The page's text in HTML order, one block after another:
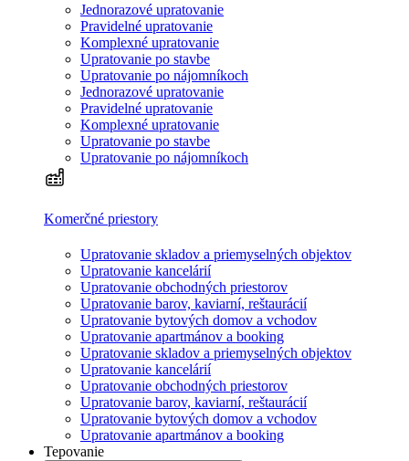
Jednorazové upratovanie
Pravidelné upratovanie
Komplexné upratovanie
Upratovanie po stavbe
Upratovanie po nájomníkoch
Jednorazové upratovanie
Pravidelné upratovanie
Komplexné upratovanie
Upratovanie po stavbe
Upratovanie po nájomníkoch
Komerčné priestory
Upratovanie skladov a priemyselných objektov
Upratovanie kancelárií
Upratovanie obchodných priestorov
Upratovanie barov, kaviarní, reštaurácií
Upratovanie bytových domov a vchodov
Upratovanie apartmánov a booking
Upratovanie skladov a priemyselných objektov
Upratovanie kancelárií
Upratovanie obchodných priestorov
Upratovanie barov, kaviarní, reštaurácií
Upratovanie bytových domov a vchodov
Upratovanie apartmánov a booking
Tepovanie